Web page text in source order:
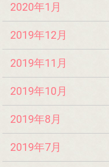
2020年1月
2019年12月
2019年11月
2019年10月
2019年8月
2019年7月